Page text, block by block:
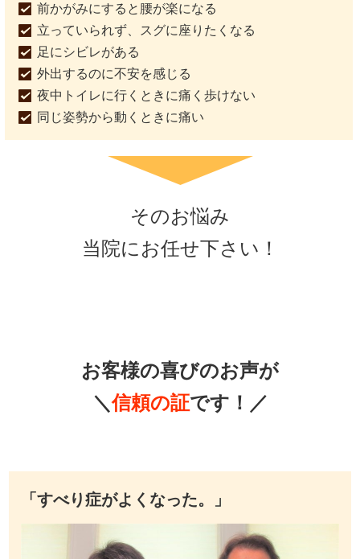
前かがみにすると腰が楽になる
立っていられず、スグに座りたくなる
足にシビレがある
外出するのに不安を感じる
夜中トイレに行くときに痛く歩けない
同じ姿勢から動くときに痛い
そのお悩み
当院にお任せ下さい！
お客様の喜びのお声が
＼信頼の証です！／
「すべり症がよくなった。」